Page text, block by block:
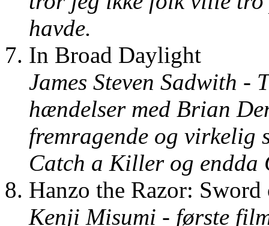
havde.
In Broad Daylight
James Steven Sadwith -
hændelser med Brian
fremragende og virkelig
Catch a Killer og endda
Hanzo the Razor: Sword
Kenji Misumi - første